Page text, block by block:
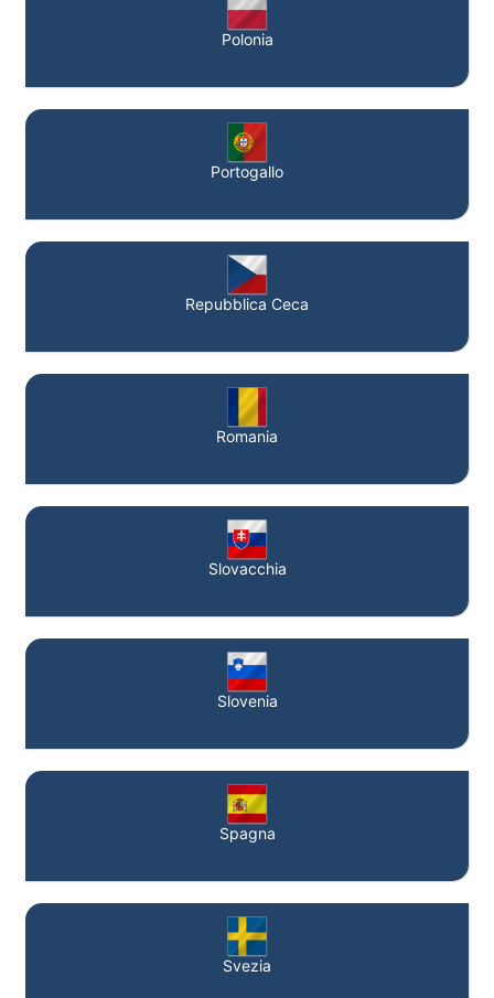
Polonia
Portogallo
Repubblica Ceca
Romania
Slovacchia
Slovenia
Spagna
Svezia